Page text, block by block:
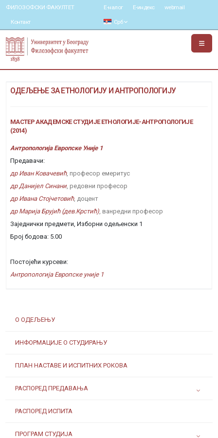
ФИЛОЗОФСКИ ФАКУЛТЕТ
Контакт
Е-налог Е-индекс webmail
Срб
О ОДЕЉЕЊУ
ИНФОРМАЦИЈЕ О СТУДИРАЊУ
ПЛАН НАСТАВЕ И ИСПИТНИХ РОКОВА
РАСПОРЕД ПРЕДАВАЊА
РАСПОРЕД ИСПИТА
ПРОГРАМ СТУДИЈА
ОДЕЉЕЊЕ ЗА ЕТНОЛОГИЈУ И АНТРОПОЛОГИЈУ
МАСТЕР АКАДЕМСКЕ СТУДИЈЕ ЕТНОЛОГИЈЕ-АНТРОПОЛОГИЈЕ
(2014)
Антропологија Европске Уније 1
Предавачи:
др Иван Ковачевић, професор емеритус
др Данијел Синани, редовни професор
др Ивана Стојчетовић, доцент
др Марија Брујић (дев.Крстић), ванредни професор
Заједнички предмети, Изборни одељенски 1
Број бодова: 5.00
Постојећи курсеви:
Антропологија Европске уније 1